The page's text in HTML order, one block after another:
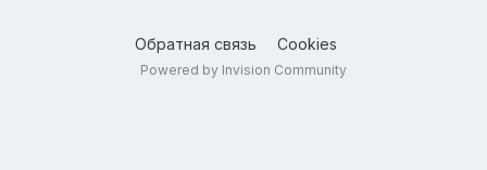
Обратная связь Cookies
Powered by Invision Community